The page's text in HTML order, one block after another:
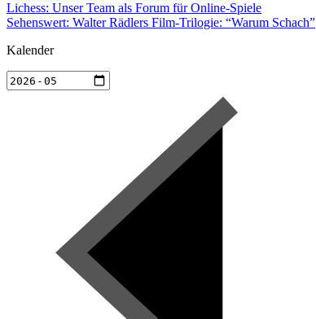
Lichess: Unser Team als Forum für Online-Spiele
Sehenswert: Walter Rädlers Film-Trilogie: “Warum Schach”
Kalender